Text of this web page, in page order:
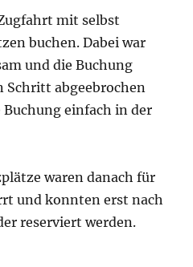
mit selbst
buchen. Dabei war
und die Buchung
Schritt abgeebrochen
einfach in der
waren danach für
und konnten erst nach
reserviert werden.